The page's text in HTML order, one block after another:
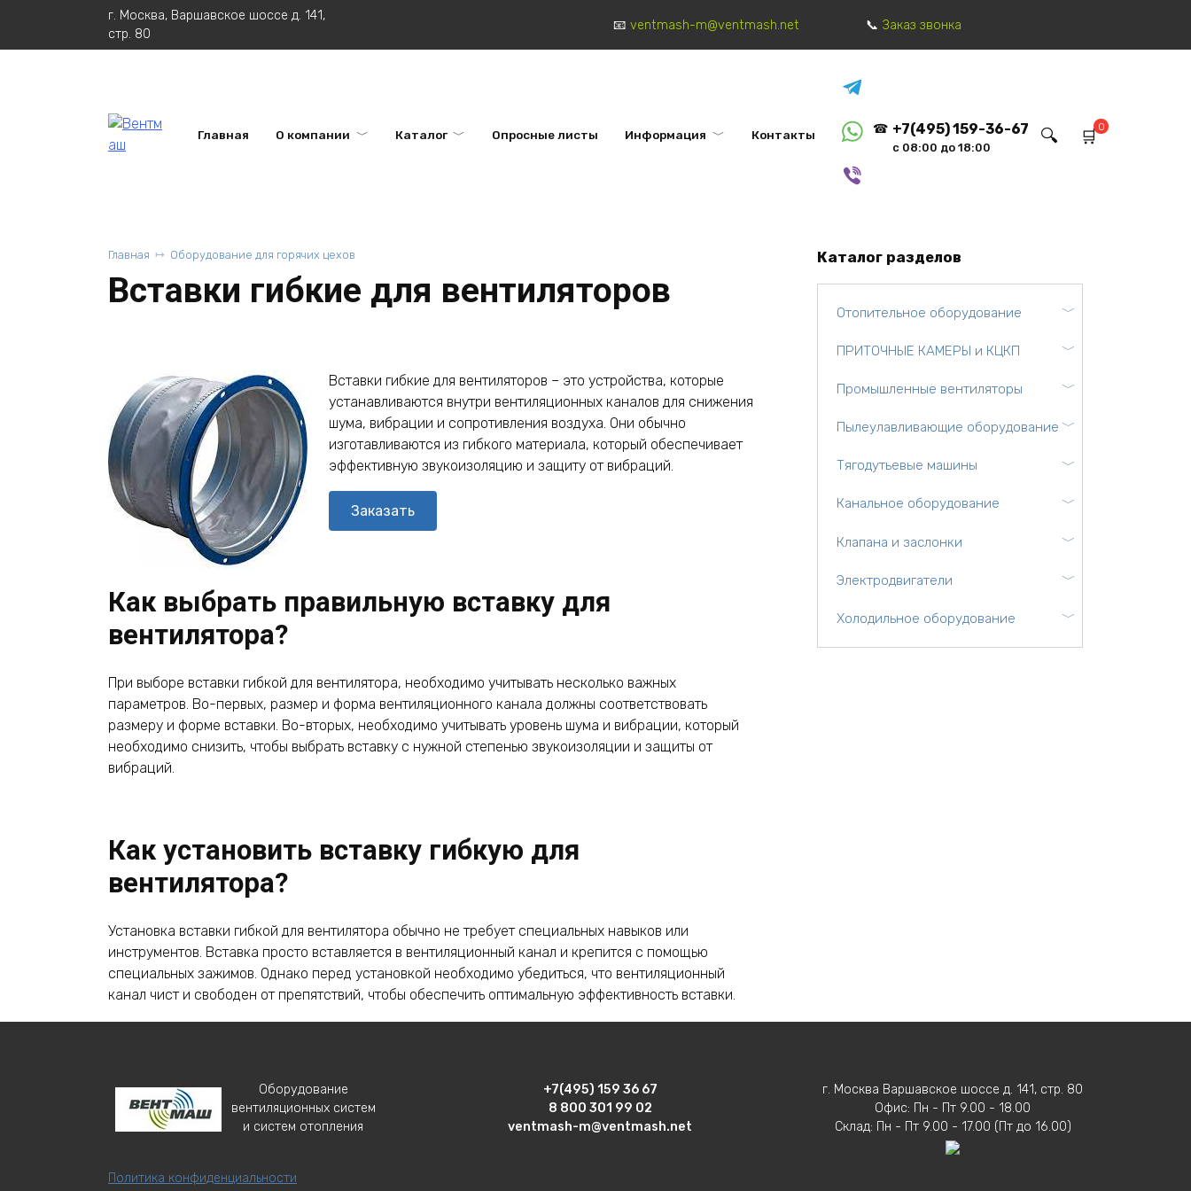
содержанию
г. Москва, Варшавское шоссе д. 141,
стр. 80
ventmash-m@ventmash.net Заказ звонка
Главная О компании Каталог Опросные листы Информация Контакты +7(495) 159-36-67
с 08:00 до 18:00
0
Главная Оборудование для горячих цехов
Вставки гибкие для вентиляторов
Вставки гибкие для вентиляторов – это устройства, которые
устанавливаются внутри вентиляционных каналов для снижения
шума, вибрации и сопротивления воздуха. Они обычно
изготавливаются из гибкого материала, который обеспечивает
эффективную звукоизоляцию и защиту от вибраций.
Заказать
Как выбрать правильную вставку для
вентилятора?
При выборе вставки гибкой для вентилятора, необходимо учитывать несколько важных
параметров. Во-первых, размер и форма вентиляционного канала должны соответствовать
размеру и форме вставки. Во-вторых, необходимо учитывать уровень шума и вибрации, который
необходимо снизить, чтобы выбрать вставку с нужной степенью звукоизоляции и защиты от
вибраций.
Как установить вставку гибкую для
вентилятора?
Установка вставки гибкой для вентилятора обычно не требует специальных навыков или
инструментов. Вставка просто вставляется в вентиляционный канал и крепится с помощью
специальных зажимов. Однако перед установкой необходимо убедиться, что вентиляционный
канал чист и свободен от препятствий, чтобы обеспечить оптимальную эффективность вставки.
Где купить вставки гибкие для вентиляторов?
Вставки гибкие для вентиляторов можно приобрести в специализированных магазинах, которые
Каталог разделов
Отопительное оборудование
ПРИТОЧНЫЕ КАМЕРЫ и КЦКП
Промышленные вентиляторы
Пылеулавливающие оборудование
Тягодутьевые машины
Канальное оборудование
Клапана и заслонки
Электродвигатели
Холодильное оборудование
Оборудование
вентиляционных систем
и систем отопления
Политика конфиденциальности
+7(495) 159 36 67
8 800 301 99 02
ventmash-m@ventmash.net
г. Москва Варшавское шоссе д. 141, стр. 80
Офис: Пн - Пт 9.00 - 18.00
Склад: Пн - Пт 9.00 - 17.00 (Пт до 16.00)